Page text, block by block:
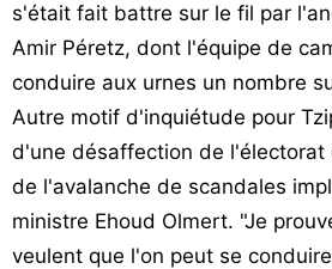
s'était fait battre sur le fil par
Amir Péretz, dont l'équipe de
conduire aux urnes un nombre
Autre motif d'inquiétude pour
d'une désaffection de l'électorat
de l'avalanche de scandales
ministre Ehoud Olmert. "Je
veulent que l'on peut se